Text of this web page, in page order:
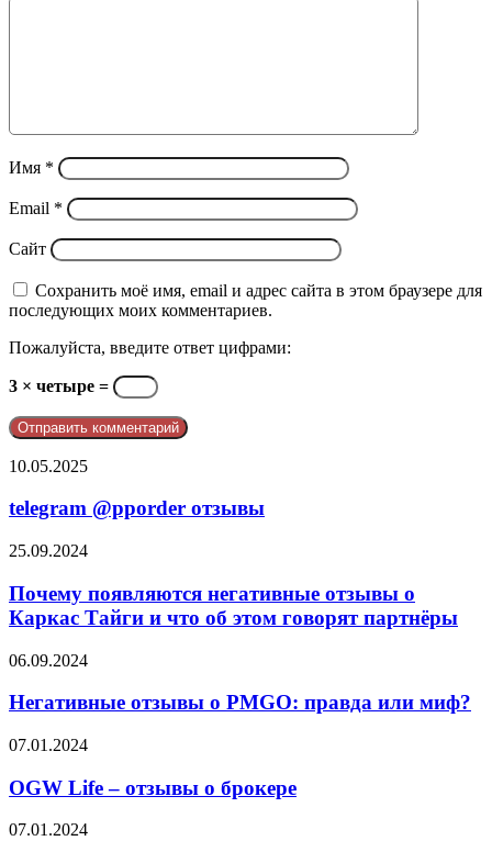
Имя *
Email *
Сайт
Сохранить моё имя, email и адрес сайта в этом браузере для
последующих моих комментариев.
Пожалуйста, введите ответ цифрами:
3 × четыре =
telegram
отзывы
10.05.2025
telegram @pporder отзывы
Почему
негативные
отзывы
о
Тайги
что
этом
партнёры
25.09.2024
Почему появляются негативные отзывы о
Каркас Тайги и что об этом говорят партнёры
Негативные
о
правда
миф?
06.09.2024
Негативные отзывы о PMGO: правда или миф?
OGW
–
отзывы
о
07.01.2024
OGW Life – отзывы о брокере
Франшиза
07.01.2024